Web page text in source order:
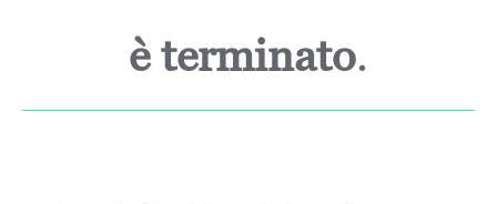
è terminato.